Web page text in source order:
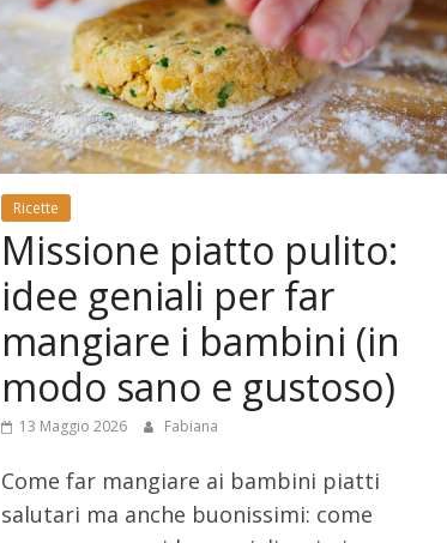
Ricette
Missione piatto pulito:
idee geniali per far
mangiare i bambini (in
modo sano e gustoso)
13 Maggio 2026 Fabiana
Come far mangiare ai bambini piatti
salutari ma anche buonissimi: come